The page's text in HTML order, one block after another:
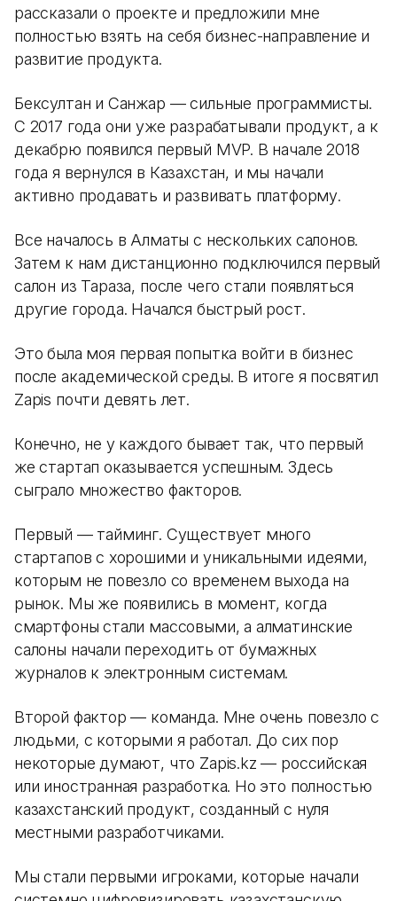
рассказали о проекте и предложили мне
полностью взять на себя бизнес-направление и
развитие продукта.
Бексултан и Санжар — сильные программисты.
С 2017 года они уже разрабатывали продукт, а к
декабрю появился первый MVP. В начале 2018
года я вернулся в Казахстан, и мы начали
активно продавать и развивать платформу.
Все началось в Алматы с нескольких салонов.
Затем к нам дистанционно подключился первый
салон из Тараза, после чего стали появляться
другие города. Начался быстрый рост.
Это была моя первая попытка войти в бизнес
после академической среды. В итоге я посвятил
Zapis почти девять лет.
Конечно, не у каждого бывает так, что первый
же стартап оказывается успешным. Здесь
сыграло множество факторов.
Первый — тайминг. Существует много
стартапов с хорошими и уникальными идеями,
которым не повезло со временем выхода на
рынок. Мы же появились в момент, когда
смартфоны стали массовыми, а алматинские
салоны начали переходить от бумажных
журналов к электронным системам.
Второй фактор — команда. Мне очень повезло с
людьми, с которыми я работал. До сих пор
некоторые думают, что Zapis.kz — российская
или иностранная разработка. Но это полностью
казахстанский продукт, созданный с нуля
местными разработчиками.
Мы стали первыми игроками, которые начали